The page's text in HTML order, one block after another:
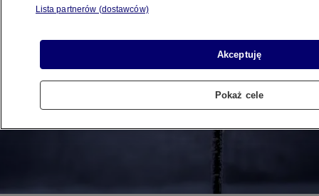
Lista partnerów (dostawców)
Akceptuję
Pokaż cele